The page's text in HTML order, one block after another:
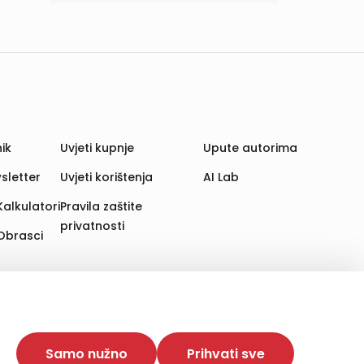
Time poboljšavamo korisničko iskustvo,
web stranica i uređaja u tu svrhu. Naši partneri
Samo nužno Prihvati sve
Uvjeti kupnje
Uvjeti korištenja
Pravila zaštite
privatnosti
Upute autorima
AI Lab